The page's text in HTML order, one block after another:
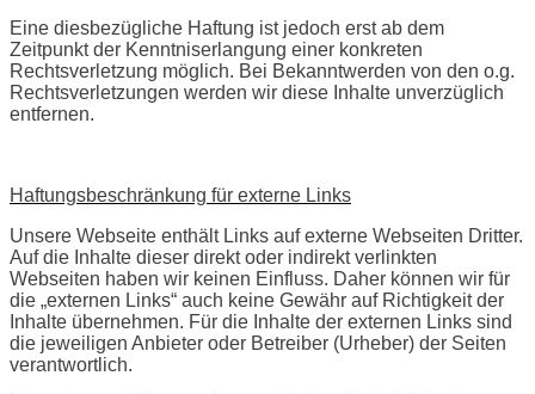
Eine diesbezügliche Haftung ist jedoch erst ab dem
Zeitpunkt der Kenntniserlangung einer konkreten
Rechtsverletzung möglich. Bei Bekanntwerden von den o.g.
Rechtsverletzungen werden wir diese Inhalte unverzüglich
entfernen.
Haftungsbeschränkung für externe Links
Unsere Webseite enthält Links auf externe Webseiten Dritter.
Auf die Inhalte dieser direkt oder indirekt verlinkten
Webseiten haben wir keinen Einfluss. Daher können wir für
die „externen Links“ auch keine Gewähr auf Richtigkeit der
Inhalte übernehmen. Für die Inhalte der externen Links sind
die jeweiligen Anbieter oder Betreiber (Urheber) der Seiten
verantwortlich.